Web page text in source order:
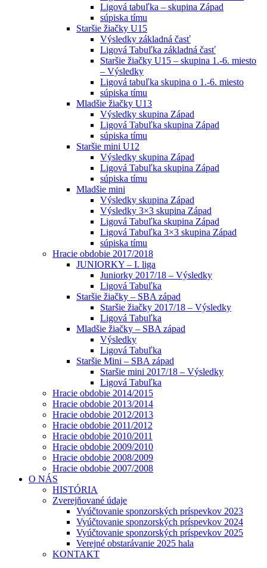
Ligová tabuľka – skupina Západ
súpiska tímu
Staršie žiačky U15
Výsledky základná časť
Ligová Tabuľka základná časť
Staršie žiačky U15 – skupina 1.-6. miesto
– Výsledky
Ligová tabuľka skupina o 1.-6. miesto
súpiska tímu
Mladšie žiačky U13
Výsledky skupina Západ
Ligová Tabuľka skupina Západ
súpiska tímu
Staršie mini U12
Výsledky skupina Západ
Ligová Tabuľka skupina Západ
súpiska tímu
Mladšie mini
Výsledky skupina Západ
Výsledky 3×3 skupina Západ
Ligová Tabuľka skupina Západ
Ligová Tabuľka 3×3 skupina Západ
súpiska tímu
Hracie obdobie 2017/2018
JUNIORKY – I. liga
Juniorky 2017/18 – Výsledky
Ligová Tabuľka
Staršie žiačky – SBA západ
Staršie žiačky 2017/18 – Výsledky
Ligová Tabuľka
Mladšie žiačky – SBA západ
Výsledky
Ligová Tabuľka
Staršie Mini – SBA západ
Staršie mini 2017/18 – Výsledky
Ligová Tabuľka
Hracie obdobie 2014/2015
Hracie obdobie 2013/2014
Hracie obdobie 2012/2013
Hracie obdobie 2011/2012
Hracie obdobie 2010/2011
Hracie obdobie 2009/2010
Hracie obdobie 2008/2009
Hracie obdobie 2007/2008
O NÁS
HISTÓRIA
Zverejňované údaje
Vyúčtovanie sponzorských príspevkov 2023
Vyúčtovanie sponzorských príspevkov 2024
Vyúčtovanie sponzorských príspevkov 2025
Verejné obstarávanie 2025 hala
KONTAKT